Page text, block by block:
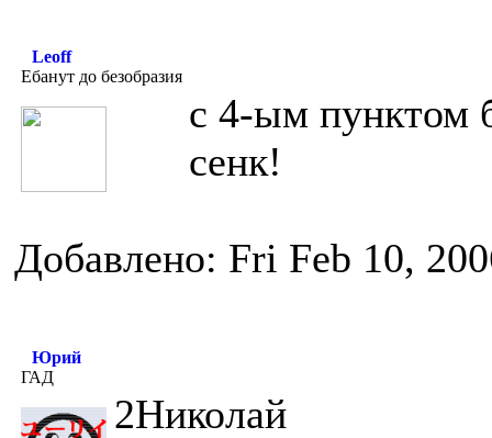
Leoff
Ебанут до безобразия
с 4-ым пунктом
сенк!
Добавлено: Fri Feb 10,
Юрий
ГАД
2Николай